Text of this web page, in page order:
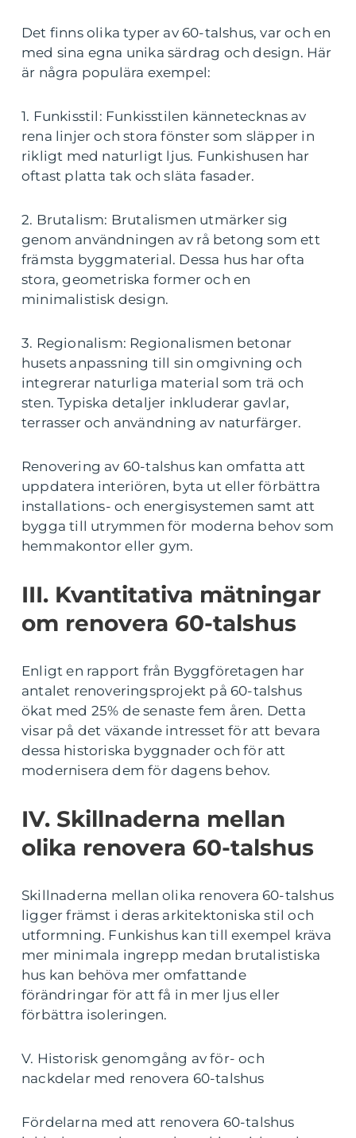
Det finns olika typer av 60-talshus, var och en
med sina egna unika särdrag och design. Här
är några populära exempel:
1. Funkisstil: Funkisstilen kännetecknas av
rena linjer och stora fönster som släpper in
rikligt med naturligt ljus. Funkishusen har
oftast platta tak och släta fasader.
2. Brutalism: Brutalismen utmärker sig
genom användningen av rå betong som ett
främsta byggmaterial. Dessa hus har ofta
stora, geometriska former och en
minimalistisk design.
3. Regionalism: Regionalismen betonar
husets anpassning till sin omgivning och
integrerar naturliga material som trä och
sten. Typiska detaljer inkluderar gavlar,
terrasser och användning av naturfärger.
Renovering av 60-talshus kan omfatta att
uppdatera interiören, byta ut eller förbättra
installations- och energisystemen samt att
bygga till utrymmen för moderna behov som
hemmakontor eller gym.
III. Kvantitativa mätningar
om renovera 60-talshus
Enligt en rapport från Byggföretagen har
antalet renoveringsprojekt på 60-talshus
ökat med 25% de senaste fem åren. Detta
visar på det växande intresset för att bevara
dessa historiska byggnader och för att
modernisera dem för dagens behov.
IV. Skillnaderna mellan
olika renovera 60-talshus
Skillnaderna mellan olika renovera 60-talshus
ligger främst i deras arkitektoniska stil och
utformning. Funkishus kan till exempel kräva
mer minimala ingrepp medan brutalistiska
hus kan behöva mer omfattande
förändringar för att få in mer ljus eller
förbättra isoleringen.
V. Historisk genomgång av för- och
nackdelar med renovera 60-talshus
Fördelarna med att renovera 60-talshus